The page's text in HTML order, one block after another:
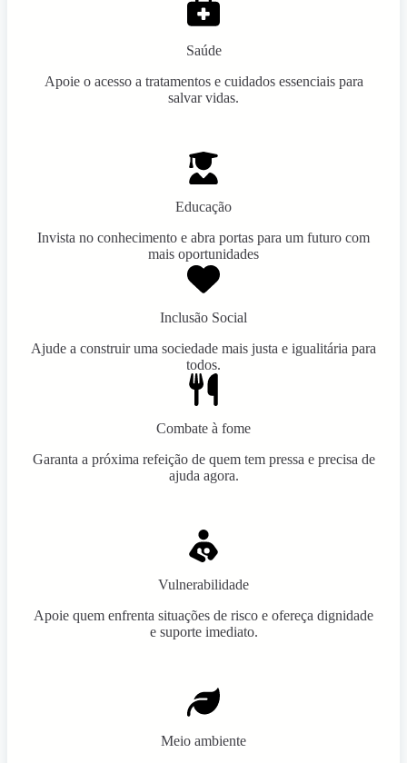
Saúde
Apoie o acesso a tratamentos e cuidados essenciais para
salvar vidas.
Educação
Invista no conhecimento e abra portas para um futuro com
mais oportunidades
Inclusão Social
Ajude a construir uma sociedade mais justa e igualitária para
todos.
Combate à fome
Garanta a próxima refeição de quem tem pressa e precisa de
ajuda agora.
Vulnerabilidade
Apoie quem enfrenta situações de risco e ofereça dignidade
e suporte imediato.
Meio ambiente